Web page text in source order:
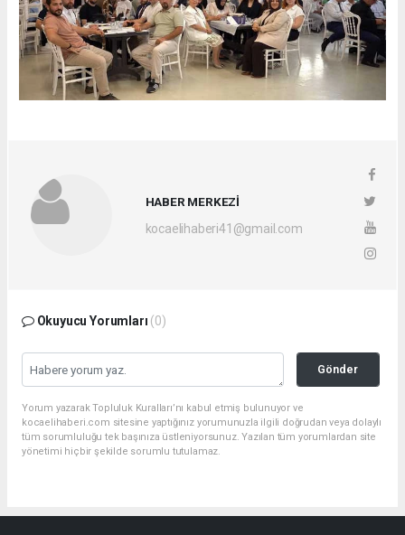
HABER MERKEZİ
kocaelihaberi41@gmail.com
Okuyucu Yorumları (0)
Gönder
Yorum yazarak Topluluk Kuralları’nı kabul etmiş bulunuyor ve
kocaelihaberi.com sitesine yaptığınız yorumunuzla ilgili doğrudan veya dolaylı
tüm sorumluluğu tek başınıza üstleniyorsunuz. Yazılan tüm yorumlardan site
yönetimi hiçbir şekilde sorumlu tutulamaz.